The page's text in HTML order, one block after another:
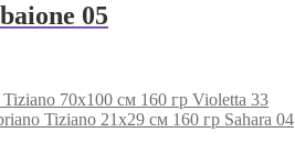
05
Tiziano 70х100 см 160 гр Violetta 33
Tiziano 21х29 см 160 гр Sahara 04